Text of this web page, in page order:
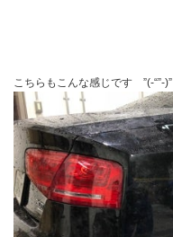
こちらもこんな感じです ”(-“”-)”